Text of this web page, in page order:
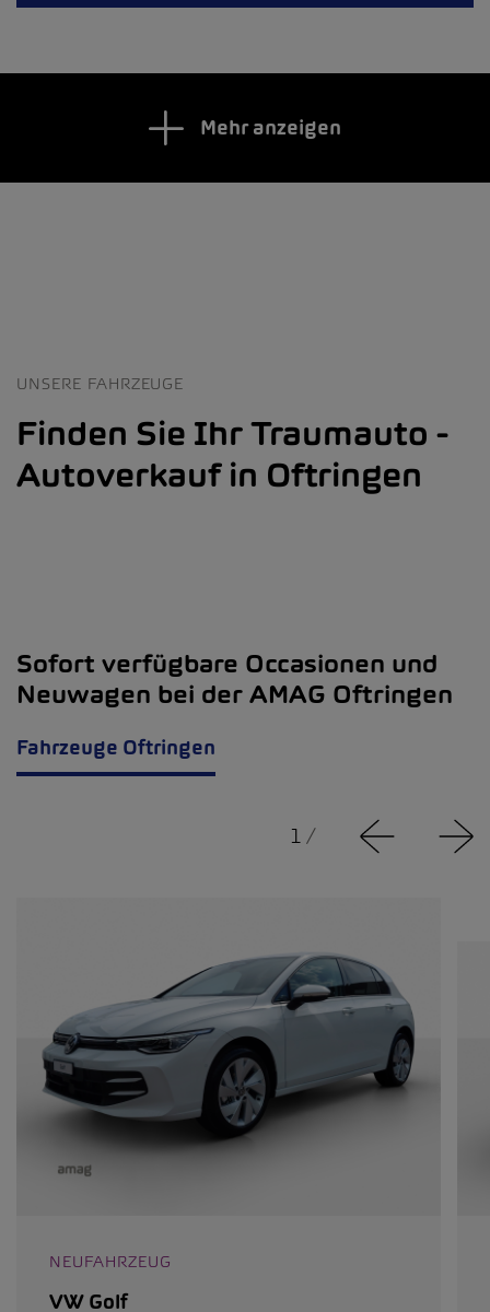
Mehr anzeigen
UNSERE FAHRZEUGE
Finden Sie Ihr Traumauto -
Autoverkauf in Oftringen
Sofort verfügbare Occasionen und
Neuwagen bei der AMAG Oftringen
Fahrzeuge Oftringen
1 /
NEUFAHRZEUG
VW Golf